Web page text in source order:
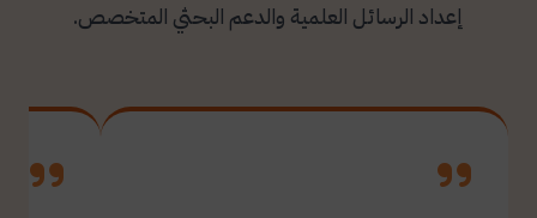
إعداد الرسائل العلمية والدعم البحثي المتخصص.